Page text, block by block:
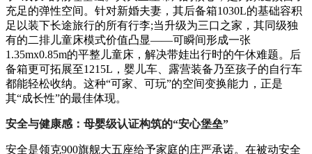
充足的弹性空间。针对新婚夫妻，其后备箱1030L的基础容积
足以装下长途旅行的所有行李;当升级为三口之家，其同级独
有的二排儿童床模式价值凸显——可瞬间形成一张
1.35mx0.85m的平整儿童床，解决带娃出行时的午休难题。后
备箱更可拓展至1215L，婴儿车、露营装备乃至孩子的自行车
都能轻松收纳。这种“可家、可玩”的空间变换能力，正是
其“成长性”的最佳体现。
安全与健康感：母婴级认证构筑的“安心堡垒”
安全是领克900旗舰大五座给予家庭的庄严承诺。在被动安全